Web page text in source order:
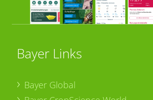
Bayer Links
Bayer Global